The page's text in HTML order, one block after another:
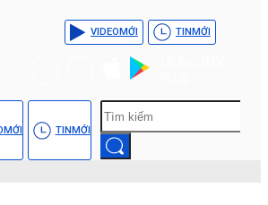
VIDEOMỚI TINMỚI
MỚI TINMỚI